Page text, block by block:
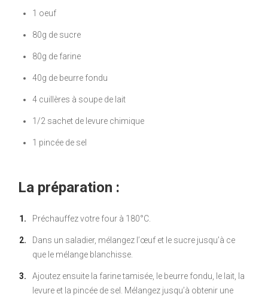
1 oeuf
80g de sucre
80g de farine
40g de beurre fondu
4 cuillères à soupe de lait
1/2 sachet de levure chimique
1 pincée de sel
La préparation :
Préchauffez votre four à 180°C.
Dans un saladier, mélangez l’œuf et le sucre jusqu’à ce
que le mélange blanchisse.
Ajoutez ensuite la farine tamisée, le beurre fondu, le lait, la
levure et la pincée de sel. Mélangez jusqu’à obtenir une